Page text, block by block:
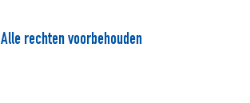
Alle rechten voorbehouden